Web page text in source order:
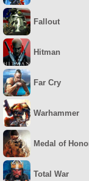
Fallout
Hitman
Far Cry
Warhammer
Medal of
Total War